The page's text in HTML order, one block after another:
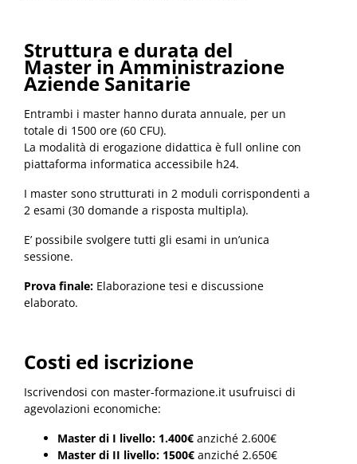
Struttura e durata del
Master in Amministrazione
Aziende Sanitarie
Entrambi i master hanno durata annuale, per un
totale di 1500 ore (60 CFU).
La modalità di erogazione didattica è full online con
piattaforma informatica accessibile h24.
I master sono strutturati in 2 moduli corrispondenti a
2 esami (30 domande a risposta multipla).
E’ possibile svolgere tutti gli esami in un’unica
sessione.
Prova finale: Elaborazione tesi e discussione
elaborato.
Costi ed iscrizione
Iscrivendosi con master-formazione.it usufruisci di
agevolazioni economiche:
Master di I livello: 1.400€ anziché 2.600€
Master di II livello: 1500€ anziché 2.650€